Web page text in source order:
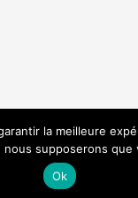
la meilleure
supposerons
Ok